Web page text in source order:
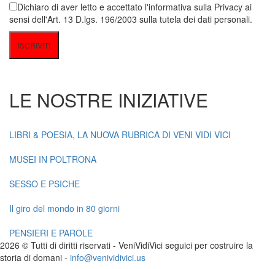
Dichiaro di aver letto e accettato l'informativa sulla Privacy ai
sensi dell'Art. 13 D.lgs. 196/2003 sulla tutela dei dati personali.
LE NOSTRE INIZIATIVE
LIBRI & POESIA, LA NUOVA RUBRICA DI VENI VIDI VICI
MUSEI IN POLTRONA
SESSO E PSICHE
Il giro del mondo in 80 giorni
PENSIERI E PAROLE
2026 © Tutti di diritti riservati - VeniVidiVici seguici per costruire la
storia di domani - info@venividivici.us